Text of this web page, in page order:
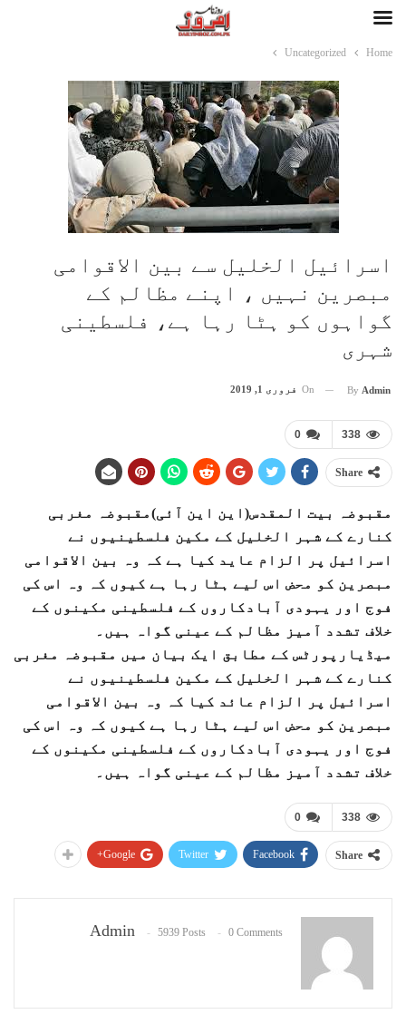
Home
Uncategorized
اسرائیل الخلیل سے بین الاقوامی
مبصرین نہیں ، اپنے مظالم کے
گواہوں کو ہٹا رہا ہے، فلسطینی
شہری
By Admin
On فروری 1, 2019
0 338
Share
مقبوضہ بیت المقدس(این این آئی)مقبوضہ مغربی
کنارے کے شہر الخلیل کے مکین فلسطینیوں نے
اسرائیل پر الزام عاید کیا ہے کہ وہ بین الاقوامی
مبصرین کو محض اس لیے ہٹا رہا ہے کیوں کہ وہ اس کی
فوج اور یہودی آبادکاروں کے فلسطینی مکینوں کے
خلاف تشدد آمیز مظالم کے عینی گواہ ہیں۔
میڈیارپورٹس کے مطابق ایک بیان میں مقبوضہ مغربی
کنارے کے شہر الخلیل کے مکین فلسطینیوں نے
اسرائیل پر الزام عائد کیا کہ وہ بین الاقوامی
مبصرین کو محض اس لیے ہٹا رہا ہے کیوں کہ وہ اس کی
فوج اور یہودی آبادکاروں کے فلسطینی مکینوں کے
خلاف تشدد آمیز مظالم کے عینی گواہ ہیں۔
0 338
Share
Facebook
Twitter
Google+
Admin 5939 Posts 0 Comments